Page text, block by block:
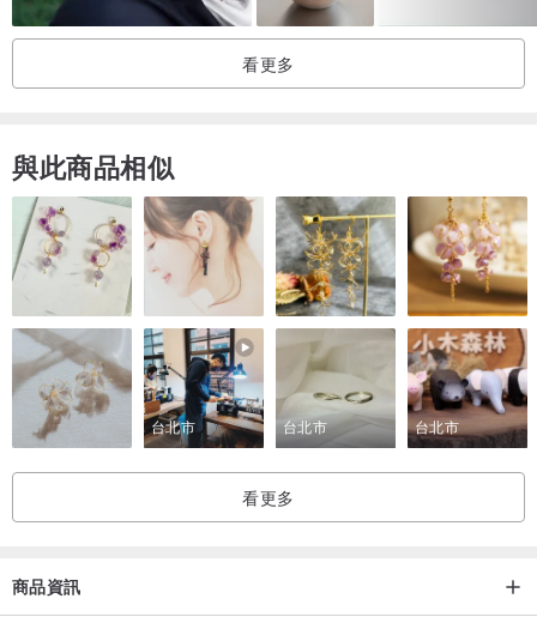
看更多
與此商品相似
台北市 台北市 台北市
看更多
商品資訊